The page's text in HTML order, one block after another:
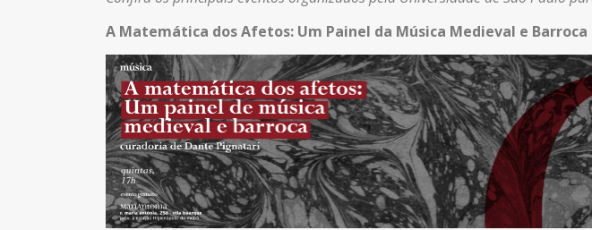
A Matemática dos Afetos: Um Painel da Música Medieval e Barroca